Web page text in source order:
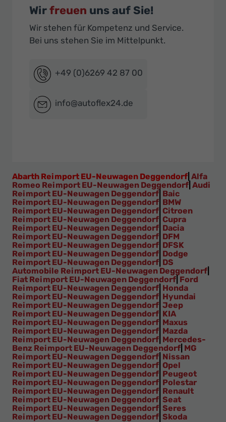
Wirfreuen uns auf Sie!
Wir stehen für Kompetenz und Service.
Bei uns stehen Sie im Mittelpunkt.
+49 (0)6269 42 87 00
info@autoflex24.de
Abarth Reimport EU-Neuwagen Deggendorf Alfa
Romeo Reimport EU-Neuwagen Deggendorf Audi
Reimport EU-Neuwagen Deggendorf Baic
Reimport EU-Neuwagen Deggendorf BMW
Reimport EU-Neuwagen Deggendorf Citroen
Reimport EU-Neuwagen Deggendorf Cupra
Reimport EU-Neuwagen Deggendorf Dacia
Reimport EU-Neuwagen Deggendorf DFM
Reimport EU-Neuwagen Deggendorf DFSK
Reimport EU-Neuwagen Deggendorf Dodge
Reimport EU-Neuwagen Deggendorf DS
Automobile Reimport EU-Neuwagen Deggendorf
Fiat Reimport EU-Neuwagen Deggendorf Ford
Reimport EU-Neuwagen Deggendorf Honda
Reimport EU-Neuwagen Deggendorf Hyundai
Reimport EU-Neuwagen Deggendorf Jeep
Reimport EU-Neuwagen Deggendorf KIA
Reimport EU-Neuwagen Deggendorf Maxus
Reimport EU-Neuwagen Deggendorf Mazda
Reimport EU-Neuwagen Deggendorf Mercedes-
Benz Reimport EU-Neuwagen Deggendorf MG
Reimport EU-Neuwagen Deggendorf Nissan
Reimport EU-Neuwagen Deggendorf Opel
Reimport EU-Neuwagen Deggendorf Peugeot
Reimport EU-Neuwagen Deggendorf Polestar
Reimport EU-Neuwagen Deggendorf Renault
Reimport EU-Neuwagen Deggendorf Seat
Reimport EU-Neuwagen Deggendorf Seres
Reimport EU-Neuwagen Deggendorf Skoda